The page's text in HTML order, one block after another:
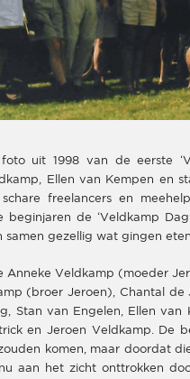
uit 1998 van de eerste
Ellen van Kempen en
freelancers en
beginjaren de ‘Veldkamp
samen gezellig wat gingen
Anneke Veldkamp (moeder
(broer Jeroen), Chantal
Stan van Engelen, Ellen
en Jeroen Veldkamp. De
komen, maar doordat
aan het zicht onttrokken